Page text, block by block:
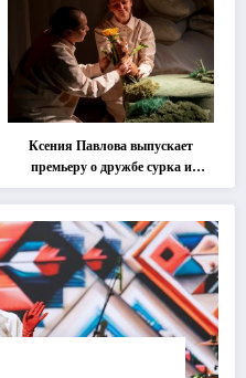
«Монокль»
Ксения Павлова выпускает
премьеру о дружбе сурка и
одуванчика